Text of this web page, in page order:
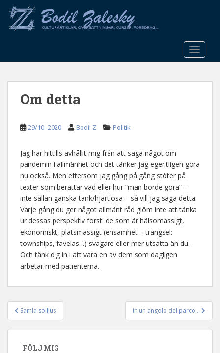
o
Om detta
29/10 -2020 Bodil Z Politik
Jag har hittills avhållit mig från att säga något om
pandemin i allmänhet och det tänker jag egentligen göra
nu också. Men eftersom jag gång på gång stöter på
texter som berättar vad eller hur ”man borde göra” –
inte sällan ganska tank/hjärtlösa – så vill jag säga detta:
Varje gång du ger något allmänt råd glöm inte att tänka
ur dessas perspektiv först: de som är hälsomässigt,
ekonomiskt, platsmässigt (ensamhet – trängsel:
townships, favelas…) svagare eller mer utsatta än du.
Och tänk dig in i att vara en av dem som dagligen
arbetar med patienterna.
Inläggsnavigering
Samla solljus in un angolo del parco…
FÖLJ MIG